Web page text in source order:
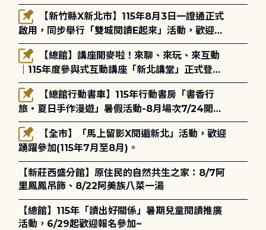
啟用，同步舉行「雙城閱讀E起來」活動，歡迎踴
躍參加(115年8月3日至10月4日)。
｜115年度參與式互動講座「新北講堂」正式登
場！
旅・夏日手作漫遊」暑假活動-8月場次7/24開始
報名
踴躍參加(115年7月至8月)。
【新莊西盛分館】原住民的自然共生之家：8/7阿
里鳳鳳吊飾、8/22阿美族八菜一湯
【總館】115年「讀出好關係」暑期兒童閱讀推廣
活動，6/29起歡迎報名參加~